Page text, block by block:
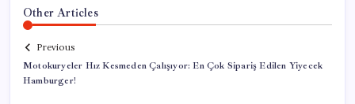
Other Articles
Previous
Motokuryeler Hız Kesmeden Çalışıyor: En Çok Sipariş Edilen Yiyecek
Hamburger!